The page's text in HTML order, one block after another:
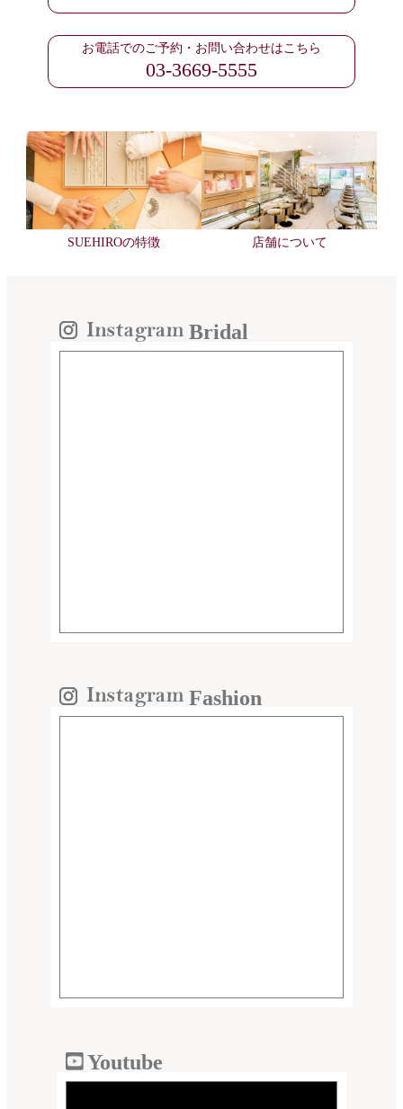
お電話でのご予約・お問い合わせはこちら
03-3669-5555
SUEHIROの特徴 店舗について
Bridal
Fashion
Youtube